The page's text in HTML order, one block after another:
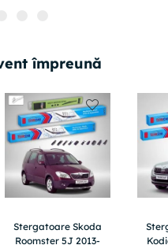
împreună
Stergatoare Skoda
Roomster 5J 2013-